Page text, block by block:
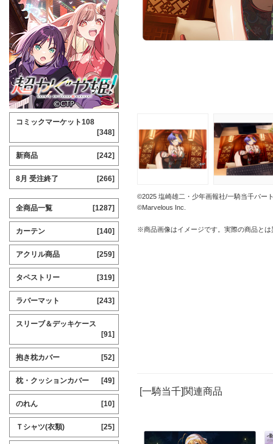
©2025 塩崎雄二・少年画報社/一騎当千パー
©Marvelous Inc.
※商品画像はイメージです。実際の商品と
[一騎当千]関連商品
コミックマーケット108
[348]
新商品 [242]
8月 受注終了 [266]
全商品一覧 [1287]
カーテン [140]
アクリル商品 [259]
タペストリー [319]
ラバーマット [243]
スリーブ＆デッキケース
[91]
抱き枕カバー [52]
枕・クッションカバー [49]
のれん [10]
Ｔシャツ(衣類) [25]